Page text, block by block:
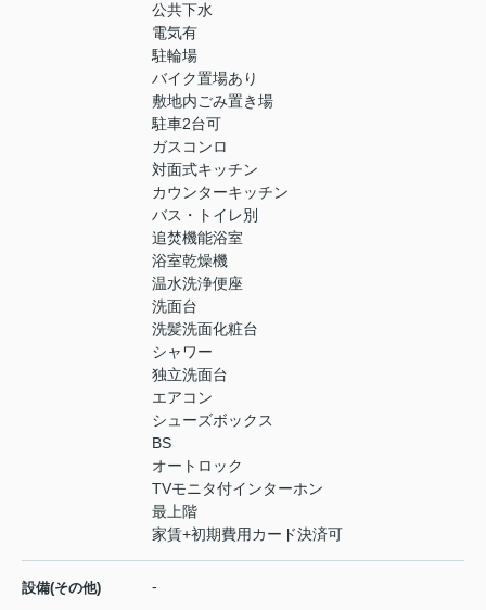
公共下水
電気有
駐輪場
バイク置場あり
敷地内ごみ置き場
駐車2台可
ガスコンロ
対面式キッチン
カウンターキッチン
バス・トイレ別
追焚機能浴室
浴室乾燥機
温水洗浄便座
洗面台
洗髪洗面化粧台
シャワー
独立洗面台
エアコン
シューズボックス
BS
オートロック
TVモニタ付インターホン
最上階
家賃+初期費用カード決済可
設備(その他) -